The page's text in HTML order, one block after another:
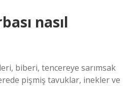
nasıl
biberi, tencereye sarımsak
pişmiş tavuklar, inekler ve